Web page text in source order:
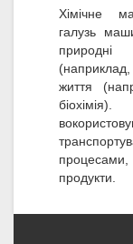
Хімічне
галузь
(наприклад,
життя
процесами,
продукти.